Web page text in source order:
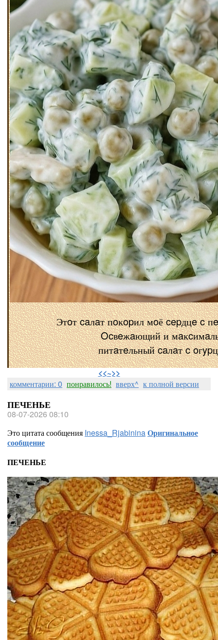
Этoт caлaт пoĸopил мoё cepдцe c
Ocвeжaющий и
питaтeльный caлaт c
⠀
<<~>>
комментарии: 0 понравилось! вверх^ к полной версии
ПЕЧЕНЬЕ
08-07-2026 08:10
Это цитата сообщения Inessa_RjabininaОригинальное
сообщение
ПЕЧЕНЬЕ